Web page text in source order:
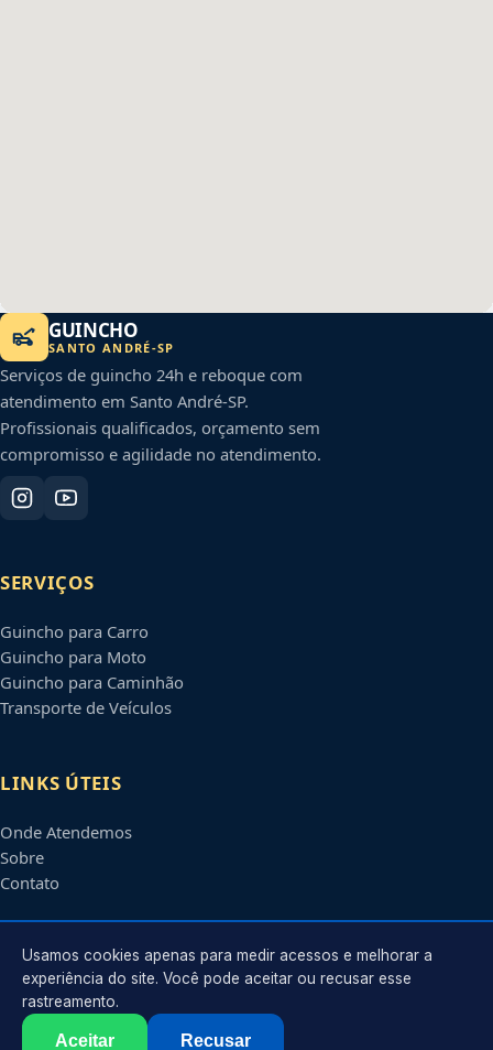
GUINCHO
SANTO ANDRÉ-SP
Serviços de guincho 24h e reboque com
atendimento em Santo André-SP.
Profissionais qualificados, orçamento sem
compromisso e agilidade no atendimento.
SERVIÇOS
Guincho para Carro
Guincho para Moto
Guincho para Caminhão
Transporte de Veículos
LINKS ÚTEIS
Onde Atendemos
Sobre
Contato
CONTATO
Atendimento em
contato@guinchossantoandre.com.br
Usamos cookies apenas para medir acessos e melhorar a
experiência do site. Você pode aceitar ou recusar esse
rastreamento.
Aceitar Recusar